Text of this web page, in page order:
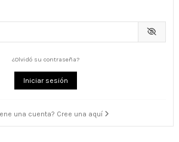
¿Olvidó su contraseña?
Iniciar sesión
una cuenta? Cree una aquí